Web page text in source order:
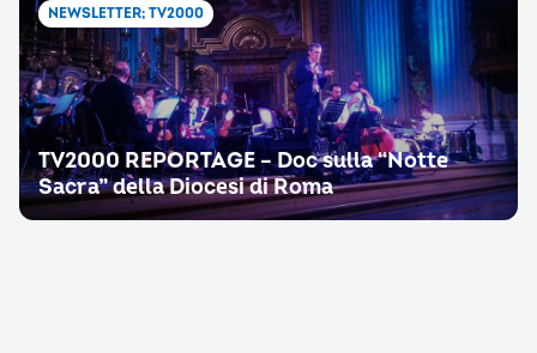
NEWSLETTER; TV2000
TV2000 REPORTAGE – Doc sulla “Notte
Sacra” della Diocesi di Roma